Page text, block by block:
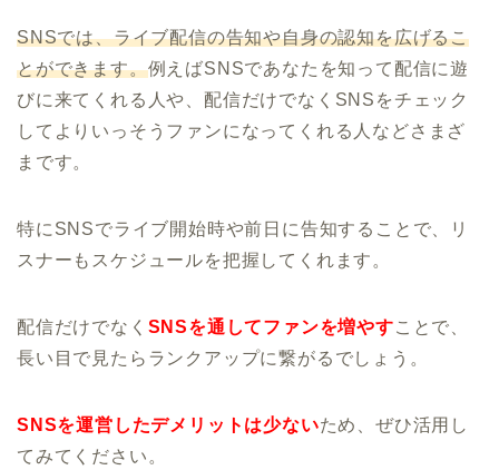
SNSでは、ライブ配信の告知や自身の認知を広げるこ
とができます。例えばSNSであなたを知って配信に遊
びに来てくれる人や、配信だけでなくSNSをチェック
してよりいっそうファンになってくれる人などさまざ
まです。
特にSNSでライブ開始時や前日に告知することで、リ
スナーもスケジュールを把握してくれます。
配信だけでなく SNSを通してファンを増やすことで、
長い目で見たらランクアップに繋がるでしょう。
SNSを運営したデメリットは少ないため、ぜひ活用し
てみてください。